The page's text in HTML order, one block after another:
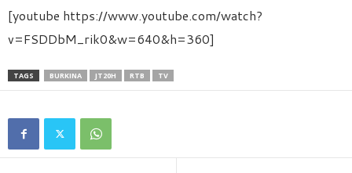
[youtube https://www.youtube.com/watch?
v=FSDDbM_rik0&w=640&h=360]
TAGS BURKINA JT20H RTB TV